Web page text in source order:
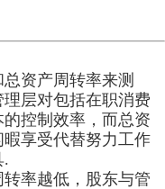
资产周转率来测
层对包括在职消费
控制效率，而总资
享受代替努力工作
.
率越低，股东与管